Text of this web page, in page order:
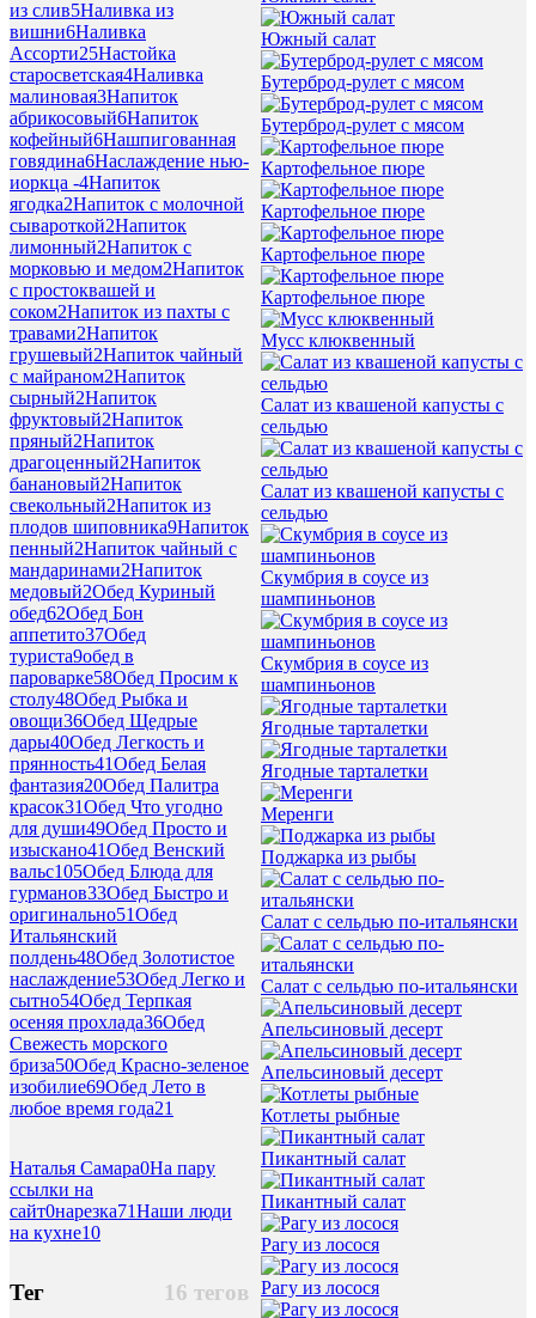
из слив5Наливка из
вишни6Наливка
Ассорти25Настойка
старосветская4Наливка
малиновая3Напиток
абрикосовый6Напиток
кофейный6Нашпигованная
говядина6Наслаждение нью-
иоркца -4Напиток
ягодка2Напиток с молочной
сывароткой2Напиток
лимонный2Напиток с
морковью и медом2Напиток
с простоквашей и
соком2Напиток из пахты с
травами2Напиток
грушевый2Напиток чайный
с майраном2Напиток
сырный2Напиток
фруктовый2Напиток
пряный2Напиток
драгоценный2Напиток
банановый2Напиток
свекольный2Напиток из
плодов шиповника9Напиток
пенный2Напиток чайный с
мандаринами2Напиток
медовый2Обед Куриный
обед62Обед Бон
аппетито37Обед
туриста9обед в
пароварке58Обед Просим к
столу48Обед Рыбка и
овощи36Обед Щедрые
дары40Обед Легкость и
прянность41Обед Белая
фантазия20Обед Палитра
красок31Обед Что угодно
для души49Обед Просто и
изыскано41Обед Венский
вальс105Обед Блюда для
гурманов33Обед Быстро и
оригинально51Обед
Итальянский
полдень48Обед Золотистое
наслаждение53Обед Легко и
сытно54Обед Терпкая
осеняя прохлада36Обед
Свежесть морского
бриза50Обед Красно-зеленое
изобилие69Обед Лето в
любое время года21
Наталья Самара0На пару
ссылки на
сайт0нарезка71Наши люди
на кухне10
16 тегов
Тег
Южный салат
Бутерброд-рулет с мясом
Бутерброд-рулет с мясом
Картофельное пюре
Картофельное пюре
Картофельное пюре
Картофельное пюре
Мусс клюквенный
Салат из квашеной капусты с
сельдью
Салат из квашеной капусты с
сельдью
Скумбрия в соусе из
шампиньонов
Скумбрия в соусе из
шампиньонов
Ягодные тарталетки
Ягодные тарталетки
Меренги
Поджарка из рыбы
Салат с сельдью по-итальянски
Салат с сельдью по-итальянски
Апельсиновый десерт
Апельсиновый десерт
Котлеты рыбные
Пикантный салат
Пикантный салат
Рагу из лосося
Рагу из лосося